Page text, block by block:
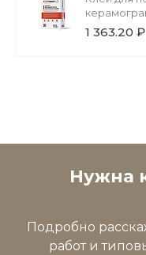
1 363.20 ₽
Нужна
Подробно
работ и